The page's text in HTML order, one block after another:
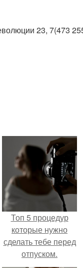
23, 7(473
Топ 5 процедур
которые нужно
сделать тебе перед
отпуском.